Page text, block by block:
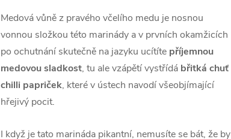
Medová vůně z pravého včelího medu je nosnou
vonnou složkou této marinády a v prvních okamžicích
po ochutnání skutečně na jazyku ucítíte příjemnou
medovou sladkost, tu ale vzápětí vystřídá břitká chuť
chilli papriček, které v ústech navodí všeobjímající
hřejivý pocit.
I když je tato marináda pikantní, nemusíte se bát, že by